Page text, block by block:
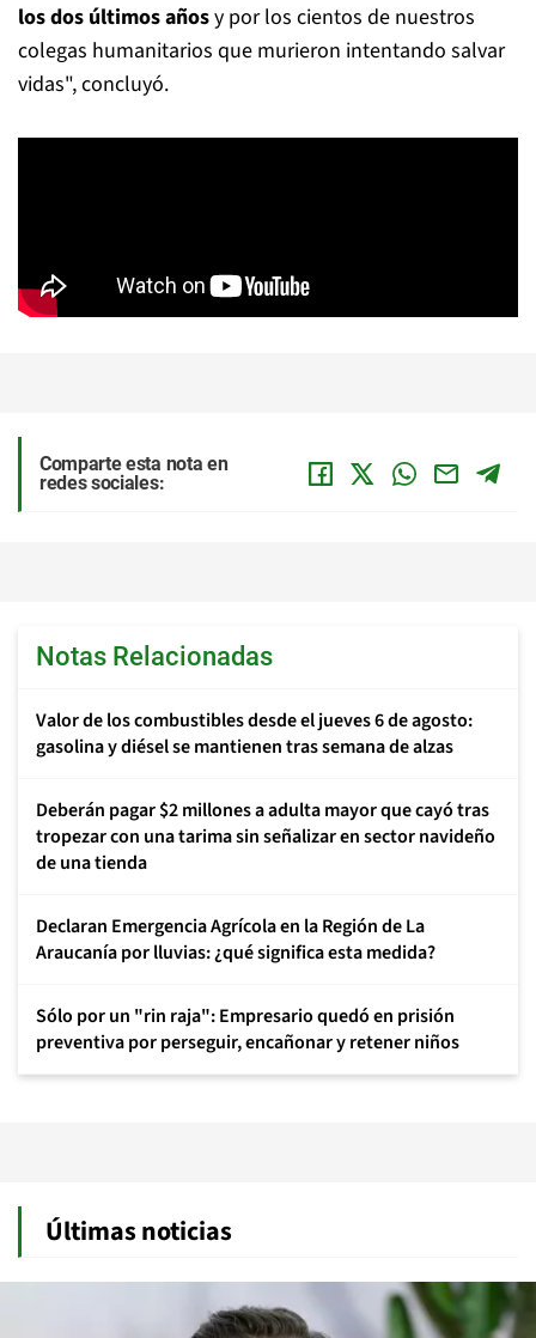
los dos últimos añosy por los cientos de nuestros
colegas humanitarios que murieron intentando salvar
vidas", concluyó.
Comparte esta nota en
redes sociales:
Notas Relacionadas
Valor de los combustibles desde el jueves 6 de agosto:
gasolina y diésel se mantienen tras semana de alzas
Deberán pagar $2 millones a adulta mayor que cayó tras
tropezar con una tarima sin señalizar en sector navideño
de una tienda
Declaran Emergencia Agrícola en la Región de La
Araucanía por lluvias: ¿qué significa esta medida?
Sólo por un "rin raja": Empresario quedó en prisión
preventiva por perseguir, encañonar y retener niños
Últimas noticias